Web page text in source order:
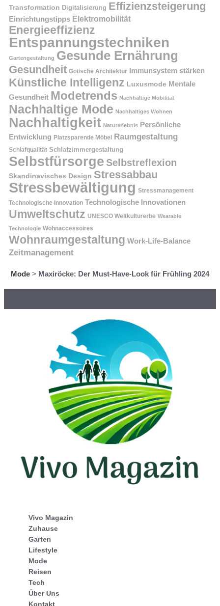
Transformation Digitalisierung Effizienzsteigerung
Einrichtungstipps Elektromobilität
Energieeffizienz
Entspannungstechniken
Gartengestaltung Gesunde Ernährung
Gesundheit Gotische Architektur Immunsystem stärken
Künstliche Intelligenz Luxusmode Mentale
Gesundheit Modetrends Nachhaltige Mobilität
Nachhaltige Mode Nachhaltiges Wohnen
Nachhaltigkeit Naturerlebnis Persönliche
Entwicklung Platzsparende Möbel Raumgestaltung
Schlafqualität Schlafzimmergestaltung
Selbstfürsorge Selbstreflexion
Skandinavisches Design Stressabbau
Stressbewältigung Stressmanagement
Technologische Innovation Technologische Innovationen
Umweltschutz UNESCO Weltkulturerbe Wearable
Technologie Wohnaccessoires
Wohnraumgestaltung Work-Life-Balance
Zeitmanagement
Mode > Maxiröcke: Der Must-Have-Look für Frühling 2024
Vivo Magazin
Zuhause
Garten
Lifestyle
Mode
Reisen
Tech
Über Uns
Kontakt